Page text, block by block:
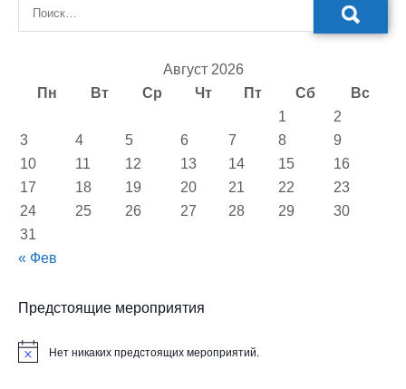
Август 2026
Пн
Вт Ср Чт Пт Сб
Вс
1
2
3
4 5 6 7 8
9
10
11 12 13 14 15
16
17
18 19 20 21 22
23
24
25 26 27 28 29
30
31
« Фев
Предстоящие мероприятия
Нет никаких предстоящих мероприятий.